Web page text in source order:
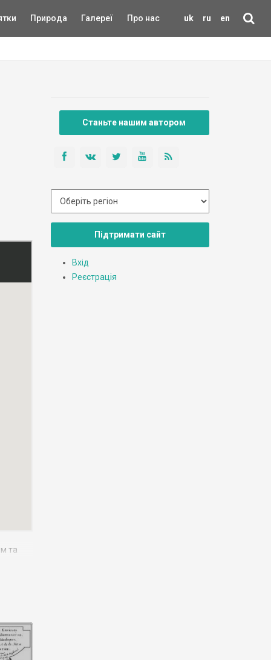
uk ru en
Природа Галереї Про нас
та
Станьте нашим автором
Підтримати сайт
Вхід
Реєстрація